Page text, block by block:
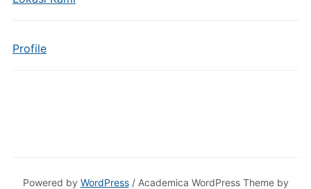
Profile
Powered by WordPress/ Academica WordPress Theme by